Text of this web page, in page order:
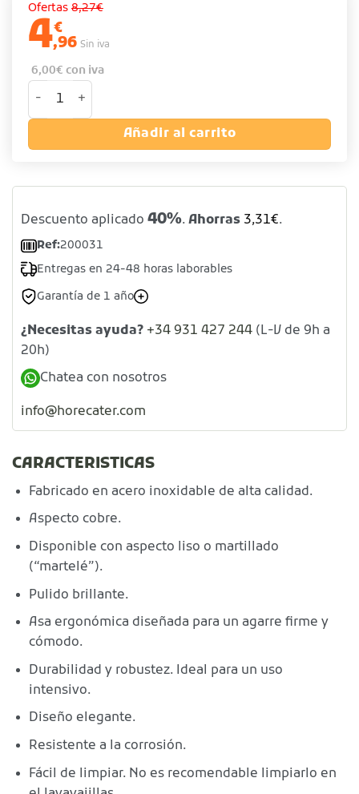
Ofertas 8,27€
4€
,96 Sin iva
6,00€ con iva
Mug Moscú martelé color cobre cantidad
Añadir al carrito
Descuento aplicado 40%. Ahorras 3,31€.
Ref:200031
Entregas en 24-48 horas laborables
Garantía de 1 año
¿Necesitas ayuda? +34 931 427 244 (L-V de 9h a
20h)
Chatea con nosotros
info@horecater.com
CARACTERISTICAS
Fabricado en acero inoxidable de alta calidad.
Aspecto cobre.
Disponible con aspecto liso o martillado
(“martelé”).
Pulido brillante.
Asa ergonómica diseñada para un agarre firme y
cómodo.
Durabilidad y robustez. Ideal para un uso
intensivo.
Diseño elegante.
Resistente a la corrosión.
Fácil de limpiar. No es recomendable limpiarlo en